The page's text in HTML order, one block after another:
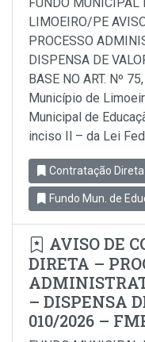
FUNDO MUNICIPAL
LIMOEIRO/PE
PROCESSO
DISPENSA DE
BASE NO ART. Nº
Município de
Municipal de
inciso Il – da Lei
Contratação Direta
Fundo Mun. de
AVISO DE
DIRETA –
– DISPENSA
010/2026 –